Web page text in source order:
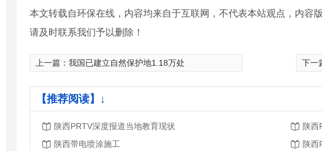
本文转载自环保在线，内容均来自于互联网，不代表本站观点，内容
请及时联系我们予以删除！
上一篇： 我国已建立自然保护地1.18万处 下一
【推荐阅读】↓
陕西PRTV深度报道当地教育现状
陕西
陕西带电喷涂施工
陕西